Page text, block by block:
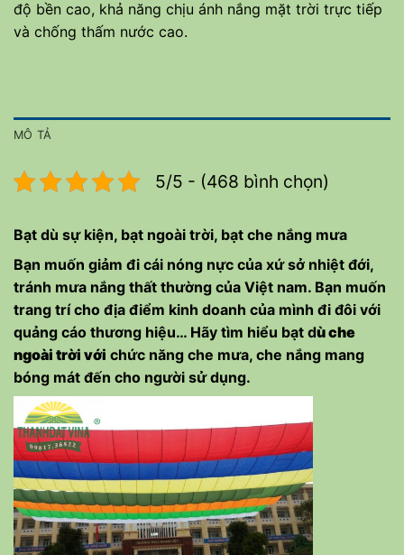
độ bền cao, khả năng chịu ánh nắng mặt trời trực tiếp
và chống thấm nước cao.
MÔ TẢ
5/5 - (468 bình chọn)
Bạt dù sự kiện, bạt ngoài trời, bạt che nắng mưa
Bạn muốn giảm đi cái nóng nực của xứ sở nhiệt đới,
tránh mưa nắng thất thường của Việt nam. Bạn muốn
trang trí cho địa điểm kinh doanh của mình đi đôi với
quảng cáo thương hiệu… Hãy tìm hiểu bạt dù che
ngoài trời với chức năng che mưa, che nắng mang
bóng mát đến cho người sử dụng.